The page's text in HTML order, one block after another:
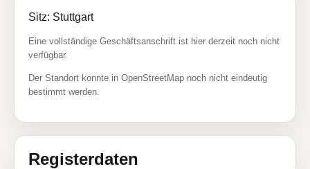
Sitz: Stuttgart
Eine vollständige Geschäftsanschrift ist hier derzeit noch nicht
verfügbar.
Der Standort konnte in OpenStreetMap noch nicht eindeutig
bestimmt werden.
Registerdaten